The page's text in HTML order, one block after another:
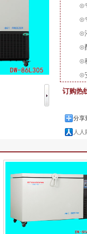
⊙
⊙
⊙
⊙
⊙
⊙
订购热
分享
人人